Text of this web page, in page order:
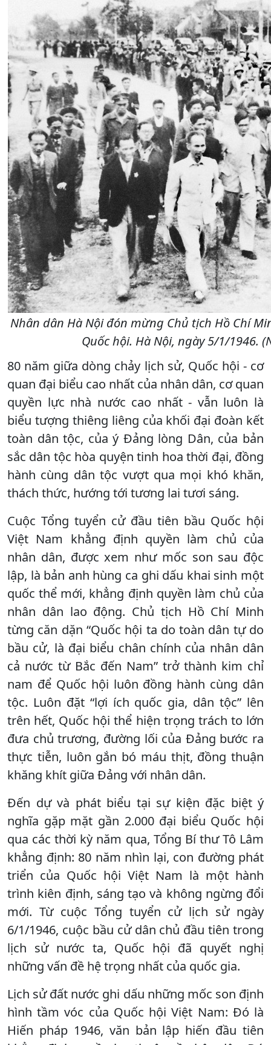
Nhân dân Hà Nội đón mừng Chủ tịch Hồ Chí
Quốc hội. Hà Nội, ngày 5/1/1946.
80 năm giữa dòng chảy lịch sử, Quốc hội - cơ
quan đại biểu cao nhất của nhân dân, cơ quan
quyền lực nhà nước cao nhất - vẫn luôn là
biểu tượng thiêng liêng của khối đại đoàn kết
toàn dân tộc, của ý Đảng lòng Dân, của bản
sắc dân tộc hòa quyện tinh hoa thời đại, đồng
hành cùng dân tộc vượt qua mọi khó khăn,
thách thức, hướng tới tương lai tươi sáng.
Cuộc Tổng tuyển cử đầu tiên bầu Quốc hội
Việt Nam khẳng định quyền làm chủ của
nhân dân, được xem như mốc son sau độc
lập, là bản anh hùng ca ghi dấu khai sinh một
quốc thể mới, khẳng định quyền làm chủ của
nhân dân lao động. Chủ tịch Hồ Chí Minh
từng căn dặn “Quốc hội ta do toàn dân tự do
bầu cử, là đại biểu chân chính của nhân dân
cả nước từ Bắc đến Nam” trở thành kim chỉ
nam để Quốc hội luôn đồng hành cùng dân
tộc. Luôn đặt “lợi ích quốc gia, dân tộc” lên
trên hết, Quốc hội thể hiện trọng trách to lớn
đưa chủ trương, đường lối của Đảng bước ra
thực tiễn, luôn gắn bó máu thịt, đồng thuận
khăng khít giữa Đảng với nhân dân.
Đến dự và phát biểu tại sự kiện đặc biệt ý
nghĩa gặp mặt gần 2.000 đại biểu Quốc hội
qua các thời kỳ năm qua, Tổng Bí thư Tô Lâm
khẳng định: 80 năm nhìn lại, con đường phát
triển của Quốc hội Việt Nam là một hành
trình kiên định, sáng tạo và không ngừng đổi
mới. Từ cuộc Tổng tuyển cử lịch sử ngày
6/1/1946, cuộc bầu cử dân chủ đầu tiên trong
lịch sử nước ta, Quốc hội đã quyết nghị
những vấn đề hệ trọng nhất của quốc gia.
Lịch sử đất nước ghi dấu những mốc son định
hình tầm vóc của Quốc hội Việt Nam: Đó là
Hiến pháp 1946, văn bản lập hiến đầu tiên